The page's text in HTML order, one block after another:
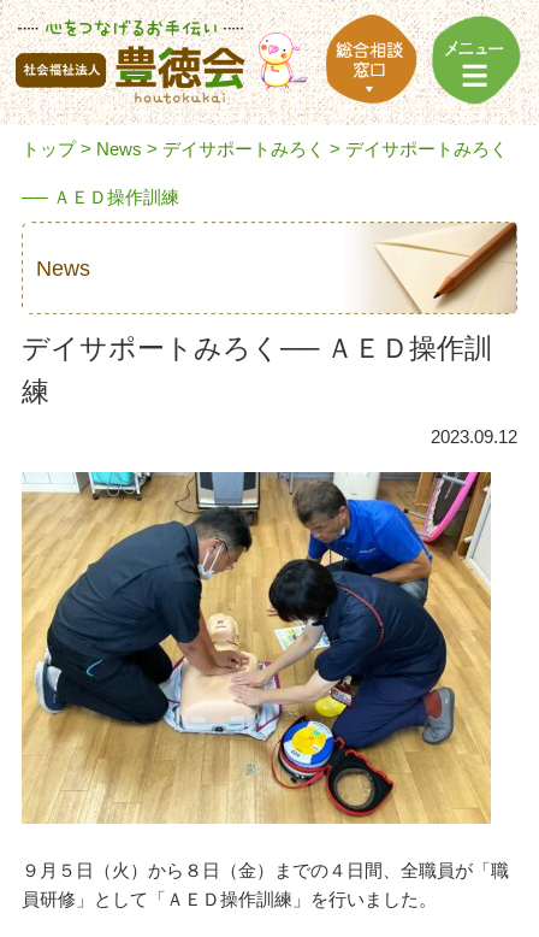
トップ> News > デイサポートみろく > デイサポートみろく
── ＡＥＤ操作訓練
News
デイサポートみろく── ＡＥＤ操作訓
練
2023.09.12
９月５日（火）から８日（金）までの４日間、全職員が「職
員研修」として「ＡＥＤ操作訓練」を行いました。